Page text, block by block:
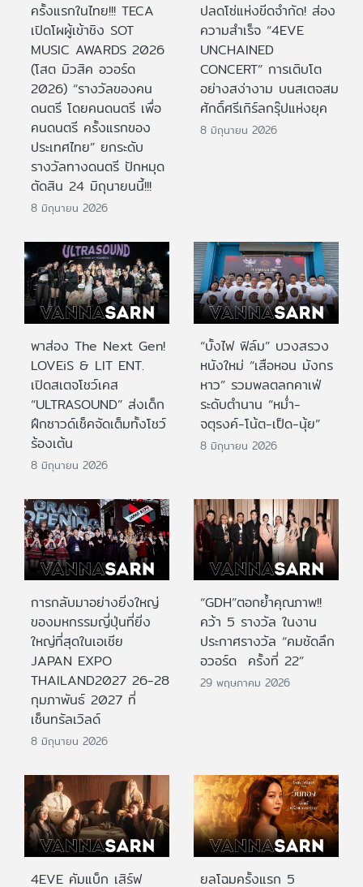
ครั้งแรกในไทย!!! TECA
เปิดโผผู้เข้าชิง SOT
MUSIC AWARDS 2026
(โสต มิวสิค อวอร์ด
2026) “รางวัลของคน
ดนตรี โดยคนดนตรี เพื่อ
คนดนตรี ครั้งแรกของ
ประเทศไทย” ยกระดับ
รางวัลทางดนตรี ปักหมุด
ตัดสิน 24 มิถุนายนนี้!!!
8 มิถุนายน 2026
ปลดโซ่แห่งขีดจำกัด! ส่อง
ความสำเร็จ “4EVE
UNCHAINED
CONCERT” การเติบโต
อย่างสง่างาม บนสเตจสม
ศักดิ์ศรีเกิร์ลกรุ๊ปแห่งยุค
8 มิถุนายน 2026
พาส่อง The Next Gen!
LOVEiS & LIT ENT.
เปิดสเตจโชว์เคส
“ULTRASOUND” ส่งเด็ก
ฝึกซาวด์เช็คจัดเต็มทั้งโชว์
ร้องเต้น
8 มิถุนายน 2026
“บั้งไฟ ฟิล์ม” บวงสรวง
หนังใหม่ “เสือหอน มังกร
หาว” รวมพลตลกคาเฟ่
ระดับตำนาน “หม่ำ-
จตุรงค์-โน้ต-เป็ด-นุ้ย”
8 มิถุนายน 2026
การกลับมาอย่างยิ่งใหญ่
ของมหกรรมญี่ปุ่นที่ยิ่ง
ใหญ่ที่สุดในเอเชีย
JAPAN EXPO
THAILAND2027 26-28
กุมภาพันธ์ 2027 ที่
เซ็นทรัลเวิลด์
8 มิถุนายน 2026
“GDH”ตอกย้ำคุณภาพ!!
คว้า 5 รางวัล ในงาน
ประกาศรางวัล “คมชัดลึก
อวอร์ด ครั้งที่ 22”
29 พฤษภาคม 2026
4EVE คัมแบ็ก เสิร์ฟ ยลโฉมครั้งแรก 5